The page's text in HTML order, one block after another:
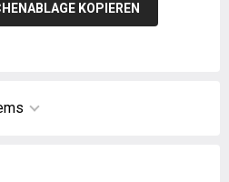
KOPIEREN